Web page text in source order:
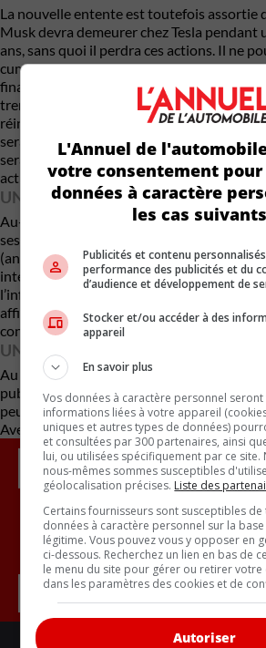
La nouvelle entente est toutefois assortie
Musk devra demeurer chez Tesla pendant
ans, sans quoi il perdra ces actions. Il ne
cumuler cette prime avec celle de 2018 si
finalement rétablir cette dernière. En clair,
trempette dans la piscine aux milliards. «
réinstaure entièrement le plan de 2018,
sera annulée ou retournée, ou bien une
sera annulée », peut-on lire dans une lettre
actionnaires.
UNE STRATÉGIE DE POUVOIR
Au-delà de la rémunération, Musk
ses droits de vote au sein de Tesla. Dans
(anciennement Twitter), l’entreprise a
intérimaire est conçue pour augmenter
l’influence de Musk dans les décisions
affirmé à plusieurs reprises que cela
continuer à s’impliquer activement dans
UNE COMMUNICATION…
Au moment d’écrire ces lignes, Elon Musk
publiquement à cette annonce. Mais
peut s’attendre un peu à n’importe quoi.
Avec des renseignements de carscoops
Inscrivez vous à
L'Annuel de
votre consentement
données à caractère
les cas
Publicités et contenu
performance des publicités et du
d’audience et développement de
Stocker et/ou accéder à des
appareil
En savoir plus
Vos données à caractère personnel
informations liées à votre appareil
uniques et autres types de données)
et consultées par 300 partenaires, ainsi
lui, ou utilisées spécifiquement par ce
nous-mêmes sommes susceptibles
géolocalisation précises. Liste des
Certains fournisseurs sont susceptibles
données à caractère personnel sur la
légitime. Vous pouvez vous y opposer en
ci-dessous. Recherchez un lien en bas de
le menu du site pour gérer ou retirer votre
dans les paramètres des cookies et de
Autoriser